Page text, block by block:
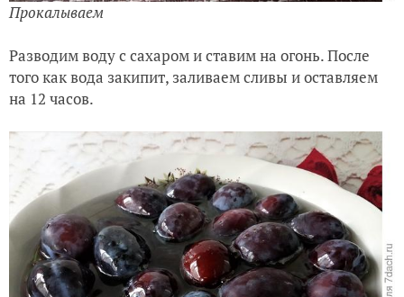
Прокалываем
Разводим воду с сахаром и ставим на огонь. После
того как вода закипит, заливаем сливы и оставляем
на 12 часов.